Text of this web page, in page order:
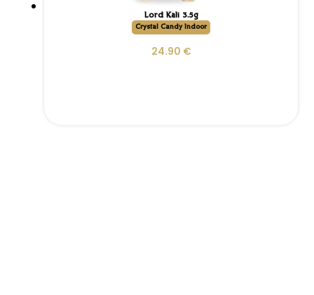
Lord Kali 3.5g
Crystal Candy Indoor
24.90 €